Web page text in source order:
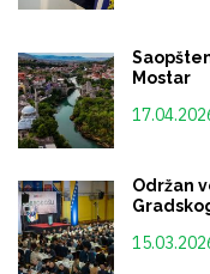
Mostar
Održan